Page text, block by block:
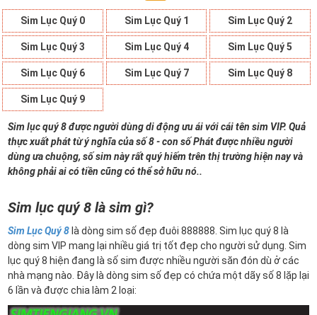
Sim Lục Quý 0 Sim Lục Quý 1 Sim Lục Quý 2
Sim Lục Quý 3 Sim Lục Quý 4 Sim Lục Quý 5
Sim Lục Quý 6 Sim Lục Quý 7 Sim Lục Quý 8
Sim Lục Quý 9
Sim lục quý 8 được người dùng di động ưu ái với cái tên sim VIP. Quả
thực xuất phát từ ý nghĩa của số 8 - con số Phát được nhiều người
dùng ưa chuộng, số sim này rất quý hiếm trên thị trường hiện nay và
không phải ai có tiền cũng có thể sở hữu nó..
Sim lục quý 8 là sim gì?
Sim Lục Quý 8 là dòng sim số đẹp đuôi 888888. Sim lục quý 8 là
dòng sim VIP mang lại nhiều giá trị tốt đẹp cho người sử dụng. Sim
lục quý 8 hiện đang là số sim được nhiều người săn đón dù ở các
nhà mạng nào. Đây là dòng sim số đẹp có chứa một dãy số 8 lặp lại
6 lần và được chia làm 2 loại: